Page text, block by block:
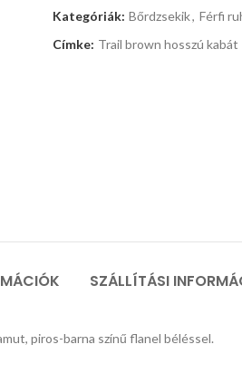
Kategóriák: Bőrdzsekik, Férfi
Címke: Trail brown hosszú kabát
SZÁLLÍTÁSI
piros-barna színű flanel béléssel.